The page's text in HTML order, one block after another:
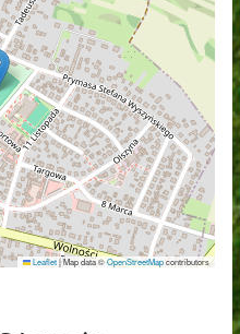
Leaflet |Map data ©OpenStreetMapcontributors